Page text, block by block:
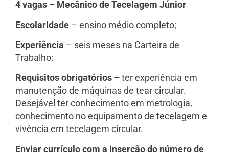
4 vagas – Mecânico de Tecelagem Júnior
Escolaridade – ensino médio completo;
Experiência – seis meses na Carteira de
Trabalho;
Requisitos obrigatórios –ter experiência em
manutenção de máquinas de tear circular.
Desejável ter conhecimento em metrologia,
conhecimento no equipamento de tecelagem e
vivência em tecelagem circular.
Enviar currículo com a inserção do número de